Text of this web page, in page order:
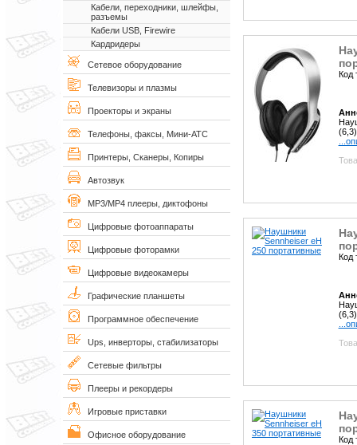
Кабели, переходники, шлейфы,
разъемы
Кабели USB, Firewire
Кардридеры
Сетевое оборудование
Телевизоры и плазмы
Проекторы и экраны
Телефоны, факсы, Мини-АТС
Принтеры, Сканеры, Копиры
Автозвук
MP3/MP4 плееры, диктофоны
Цифровые фотоаппараты
Цифровые фоторамки
Цифровые видеокамеры
Графические планшеты
Программное обеспечение
Ups, инверторы, стабилизаторы
Сетевые фильтры
Плееры и рекордеры
Игровые приставки
Офисное оборудование
Код
Код
Код